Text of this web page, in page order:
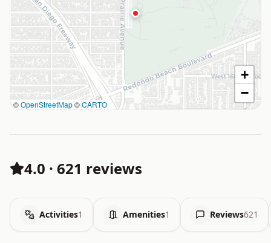
©OpenStreetMap©CARTO
+
−
4.0 · 621 reviews
Activities1 Amenities1 Reviews621